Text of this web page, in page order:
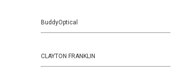
BuddyOptical
CLAYTON FRANKLIN